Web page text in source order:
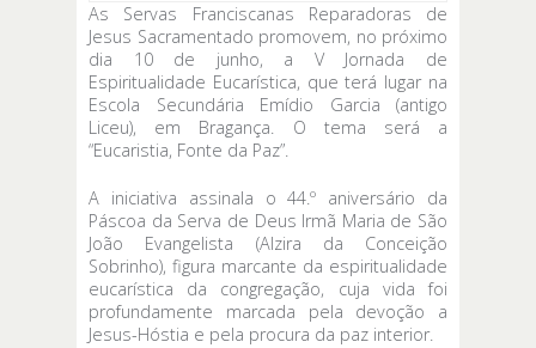
As Servas Franciscanas Reparadoras de
Jesus Sacramentado promovem, no próximo
dia 10 de junho, a V Jornada de
Espiritualidade Eucarística, que terá lugar na
Escola Secundária Emídio Garcia (antigo
Liceu), em Bragança. O tema será a
“Eucaristia, Fonte da Paz”.
A iniciativa assinala o 44.º aniversário da
Páscoa da Serva de Deus Irmã Maria de São
João Evangelista (Alzira da Conceição
Sobrinho), figura marcante da espiritualidade
eucarística da congregação, cuja vida foi
profundamente marcada pela devoção a
Jesus-Hóstia e pela procura da paz interior.